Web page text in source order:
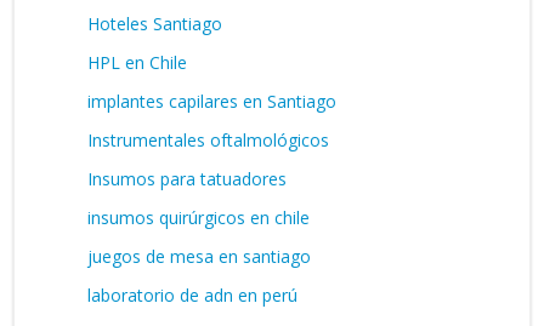
Hoteles Santiago
HPL en Chile
implantes capilares en Santiago
Instrumentales oftalmológicos
Insumos para tatuadores
insumos quirúrgicos en chile
juegos de mesa en santiago
laboratorio de adn en perú